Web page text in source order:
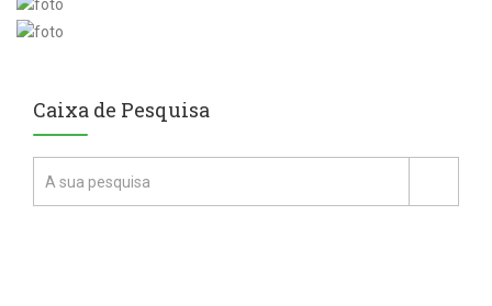
Caixa de Pesquisa